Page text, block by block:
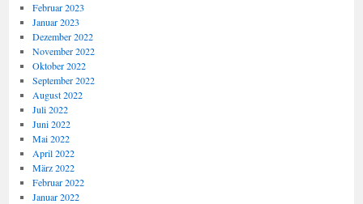
Februar 2023
Januar 2023
Dezember 2022
November 2022
Oktober 2022
September 2022
August 2022
Juli 2022
Juni 2022
Mai 2022
April 2022
März 2022
Februar 2022
Januar 2022